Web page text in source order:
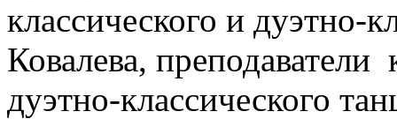
классического и дуэтно-
Ковалева, преподаватели
дуэтно-классического